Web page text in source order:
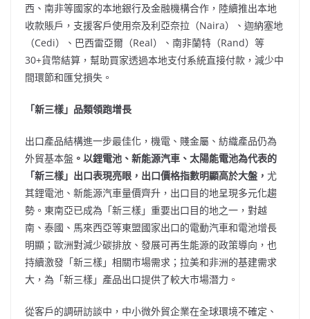
西、南非等國家的本地銀行及金融機構合作，陸續推出本地
收款賬戶，支援客戶使用奈及利亞奈拉（Naira）、迦納塞地
（Cedi）、巴西雷亞爾（Real）、南非蘭特（Rand）等
30+貨幣結算，幫助買家透過本地支付系統直接付款，減少中
間環節和匯兌損失。
「新三樣」品類領跑增長
出口產品結構進一步最佳化，機電、賤金屬、紡織產品仍為
外貿基本盤 。以鋰電池、新能源汽車、太陽能電池為代表的
「新三樣」出口表現亮眼，出口價格指數明顯高於大盤， 尤
其鋰電池、新能源汽車量價齊升，出口目的地呈現多元化趨
勢。東南亞已成為「新三樣」重要出口目的地之一，對越
南、泰國、馬來西亞等東盟國家出口的電動汽車和電池增長
明顯；歐洲對減少碳排放、發展可再生能源的政策導向，也
持續激發「新三樣」相關市場需求；拉美和非洲的基建需求
大，為「新三樣」產品出口提供了較大市場潛力。
從客戶的調研訪談中，中小微外貿企業在全球環境不確定、